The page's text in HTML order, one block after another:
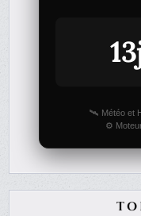
🛰️ Météo et
⚙️